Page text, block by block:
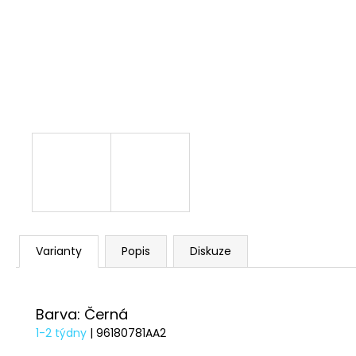
Varianty Popis Diskuze
Barva: Černá
1-2 týdny | 96180781AA2